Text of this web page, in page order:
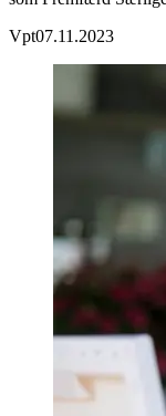
Vpt07.11.2023